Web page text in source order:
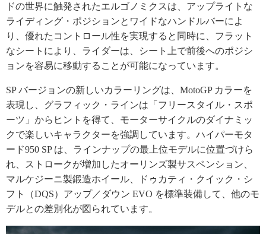
ドの世界に触発されたエルゴノミクスは、アップライトな
ライディング・ポジションとワイドなハンドルバーによ
り、優れたコントロール性を実現すると同時に、フラット
なシートにより、ライダーは、シート上で前後へのポジシ
ョンを容易に移動することが可能になっています。
SP バージョンの新しいカラーリングは、MotoGP カラーを
表現し、グラフィック・ラインは「フリースタイル・スポ
ーツ」からヒントを得て、モーターサイクルのダイナミッ
クで楽しいキャラクターを強調しています。ハイパーモタ
ード950 SP は、ラインナップの最上位モデルに位置づけら
れ、ストロークが増加したオーリンズ製サスペンション、
マルケジーニ製鍛造ホイール、ドゥカティ・クイック・シ
フト（DQS）アップ／ダウン EVO を標準装備して、他のモ
デルとの差別化が図られています。